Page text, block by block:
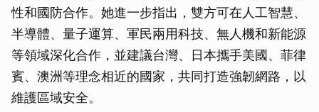
性和國防合作。她進一步指出，雙方可在人工智慧、
半導體、量子運算、軍民兩用科技、無人機和新能源
等領域深化合作，並建議台灣、日本攜手美國、菲律
賓、澳洲等理念相近的國家，共同打造強韌網路，以
維護區域安全。